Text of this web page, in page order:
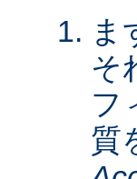
ま
そ
フ
質